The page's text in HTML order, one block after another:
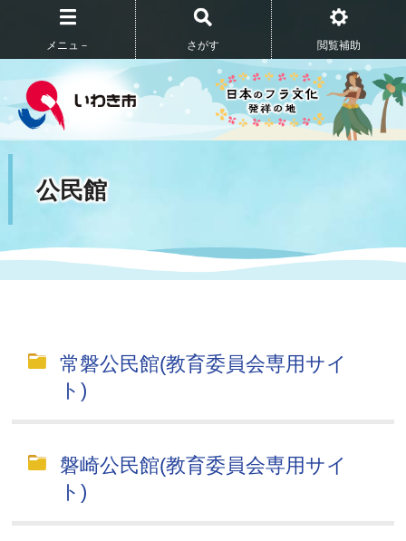
メニュ－ さがす 閲覧補助
公民館
常磐公民館(教育委員会専用サイ
ト)
磐崎公民館(教育委員会専用サイ
ト)